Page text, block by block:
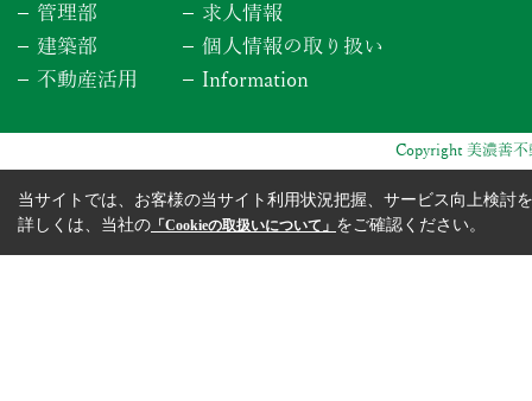
管理部
建築部
不動産活用
求人情報
個人情報の取り扱い
Information
Copyright 美濃善
当サイトでは、お客様の当サイト利用状況把握、サービス向上検討
詳しくは、当社の 「Cookieの取扱いについて」 をご確認ください。